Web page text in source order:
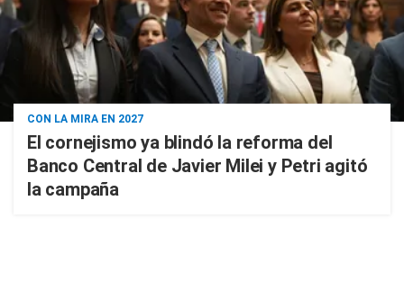
CON LA MIRA EN 2027
El cornejismo ya blindó la reforma del
Banco Central de Javier Milei y Petri agitó
la campaña